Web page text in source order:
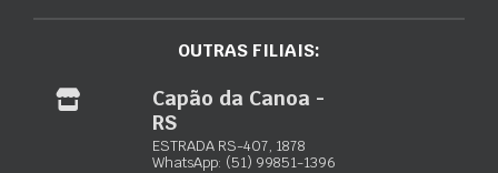
Disponível
OUTRAS FILIAIS:
Capão da Canoa -
RS
ESTRADA RS-407, 1878
WhatsApp: (51) 99851-1396